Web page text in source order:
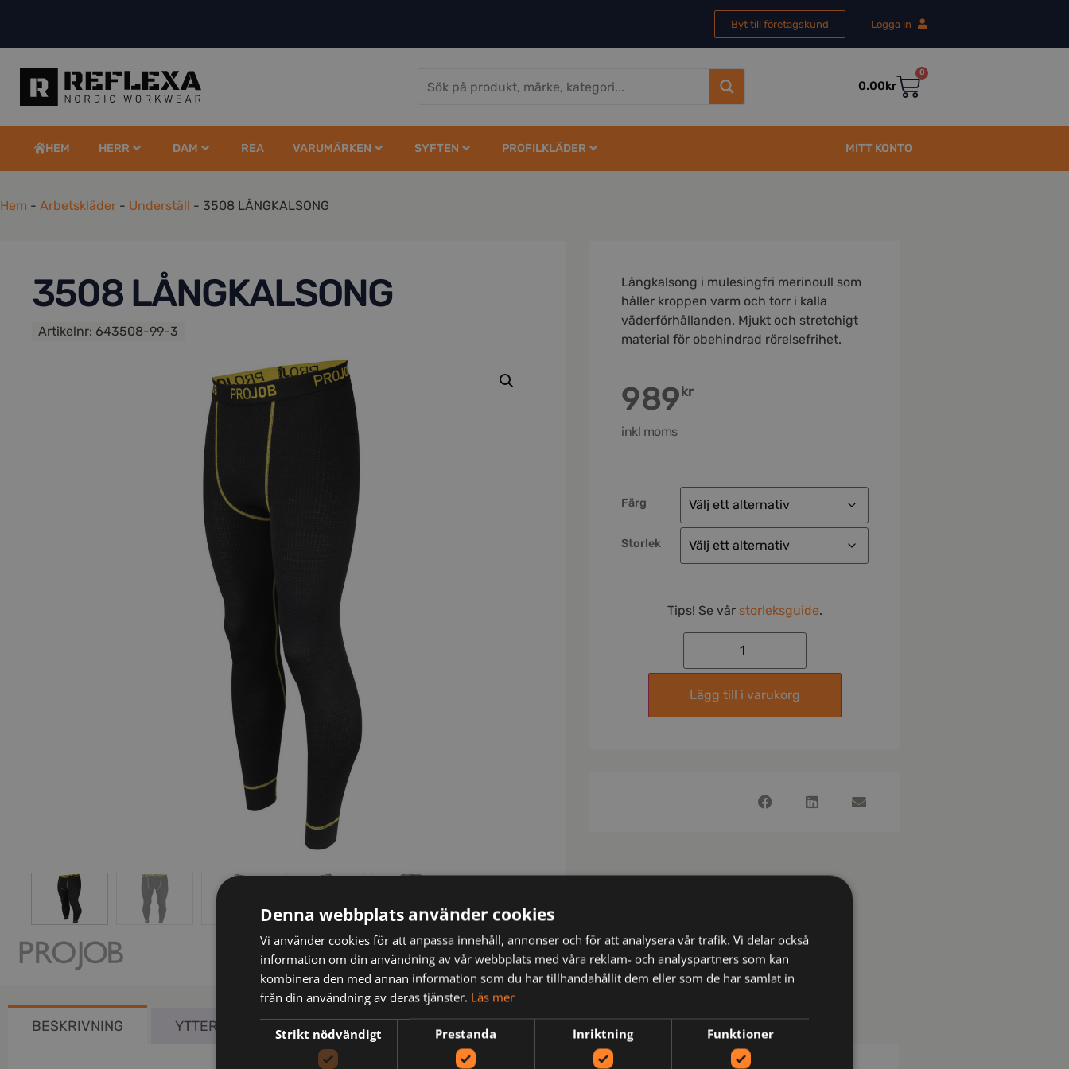
Byt till företagskund Logga in
0.00kr
0
HEM HERR DAM REA VARUMÄRKEN SYFTEN PROFILKLÄDER MITT KONTO
Hem - Arbetskläder - Underställ - 3508 LÅNGKALSONG
3508 LÅNGKALSONG
Artikelnr: 643508-99-3
Långkalsong i mulesingfri merinoull som
håller kroppen varm och torr i kalla
väderförhållanden. Mjukt och stretchigt
material för obehindrad rörelsefrihet.
989kr
inkl moms
Färg
Storlek
Tips! Se vår storleksguide.
Lägg till i varukorg
BESKRIVNING YTTERLIGARE INFORMATION
Denna webbplats använder cookies
Vi använder cookies för att anpassa innehåll, annonser och för att analysera vår trafik. Vi delar också
information om din användning av vår webbplats med våra reklam- och analyspartners som kan
kombinera den med annan information som du har tillhandahållit dem eller som de har samlat in
från din användning av deras tjänster. Läs mer
Strikt nödvändigt Prestanda Inriktning Funktioner